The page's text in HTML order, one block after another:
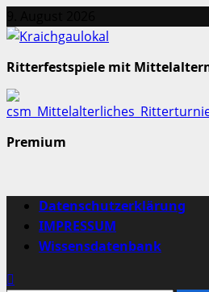
Inhalt
Ritterfestspiele mit
Premium
Primäres
Menü
Datenschutzerklärung
IMPRESSUM
Wissensdatenbank